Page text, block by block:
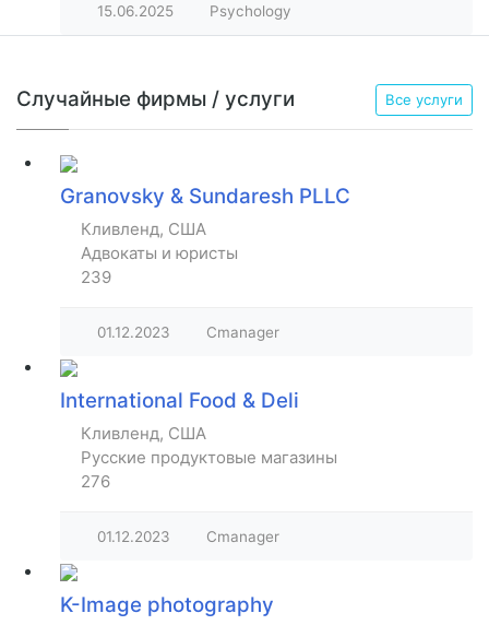
15.06.2025 Psychology
Случайные фирмы / услуги Все услуги
Granovsky & Sundaresh PLLC
Кливленд, США
Адвокаты и юристы
239
01.12.2023 Cmanager
International Food & Deli
Кливленд, США
Русские продуктовые магазины
276
01.12.2023 Cmanager
K-Image photography